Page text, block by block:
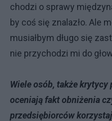
chodzi o sprawy
by coś się znalazło. Ale
musiałbym długo się
nie przychodzi mi do
Wiele osób, także
oceniają fakt obniżenia
przedsiębiorców